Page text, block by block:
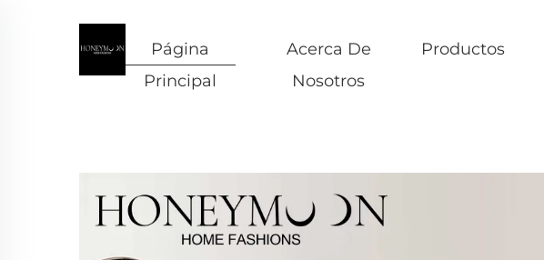
Página
Principal
Acerca De
Nosotros
Productos